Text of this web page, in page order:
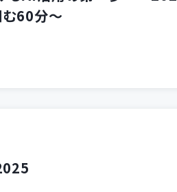
60分～